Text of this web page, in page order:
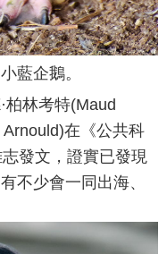
企鵝。
林考特(Maud
在《公共科
發文，證實已發現
不少會一同出海、